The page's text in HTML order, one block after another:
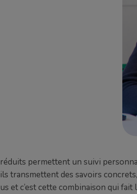
permettent un suivi
transmettent des savoirs
et c’est cette combinaison qui